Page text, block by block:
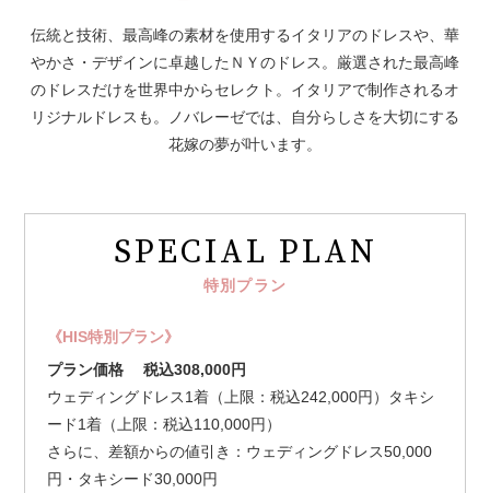
伝統と技術、最高峰の素材を使用するイタリアのドレスや、華
やかさ・デザインに卓越したＮＹのドレス。厳選された最高峰
のドレスだけを世界中からセレクト。イタリアで制作されるオ
リジナルドレスも。ノバレーゼでは、自分らしさを大切にする
花嫁の夢が叶います。
SPECIAL PLAN
特別プラン
《HIS特別プラン》
プラン価格
税込308,000円
ウェディングドレス1着（上限：税込242,000円）タキシ
ード1着（上限：税込110,000円）
さらに、差額からの値引き：ウェディングドレス50,000
円・タキシード30,000円